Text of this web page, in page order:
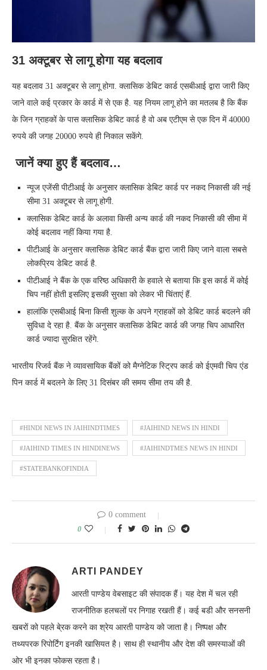
31 अक्‍टूबर से लागू होगा यह बदलाव
यह बदलाव 31 अक्‍टूबर से लागू होगा. क्‍लासिक डेबिट कार्ड एसबीआई द्वारा जारी किए
जाने वाले कई प्रकार के कार्ड में से एक है. यह नियम लागू होने का मतलब है कि बैंक
के जिन ग्राहकों के पास क्‍लासिक डेबिट कार्ड है वो अब एटीएम से एक दिन में 40000
रुपये की जगह 20000 रुपये ही निकाल सकेंगे.
जानें क्‍या हुए हैं बदलाव…
न्‍यूज एजेंसी पीटीआई के अनुसार क्‍लासिक डेबिट कार्ड पर नकद निकासी की नई
सीमा 31 अक्‍टूबर से लागू होगी.
क्‍लासिक डेबिट कार्ड के अलावा किसी अन्‍य कार्ड की नकद निकासी की सीमा में
कोई बदलाव नहीं किया गया है.
पीटीआई के अनुसार क्‍लासिक डेबिट कार्ड बैंक द्वारा जारी किए जाने वाला सबसे
लोकप्रिय डेबिट कार्ड है.
पीटीआई ने बैंक के एक वरिष्‍ठ अधिकारी के हवाले से बताया कि इस कार्ड में कोई
चिप नहीं होती इसलिए इसकी सुरक्षा को लेकर भी चिंताएं हैं.
हालांकि एसबीआई बिना किसी शुल्‍क के अपने ग्राहकों को डेबिट कार्ड बदलने की
सुविधा दे रहा है. बैंक के अनुसार क्‍लासिक डेबिट कार्ड की जगह चिप आधारित
कार्ड ज्‍यादा सुरक्षित रहेंगे.
भारतीय रिजर्व बैंक ने व्‍यावसायिक बैंकों को मैग्‍नेटिक स्ट्रिप कार्ड को ईएमवी चिप एंड
पिन कार्ड में बदलने के लिए 31 दिसंबर की समय सीमा तय की है.
#HINDI NEWS IN JAIHINDTIMES #JAIHIND NEWS IN HINDI
#JAIHIND TIMES IN HINDINEWS #JAIHINDTMES NEWS IN HINDI
#STATEBANKOFINDIA
0 comment
0
ARTI PANDEY
आरती पाण्डेय वेबसाइट की संपादक हैं। यह देश में चल रही
राजनीतिक हलचलों पर निगाह रखती हैं। कई बडी और सनसनी
खबरों को पहले बे्रक करने का श्रेय आरती पाण्डेय को जाता है। निष्पक्ष और
तथ्यपरक रिपोर्टिंग इनकी खासियत है। साथ ही स्थानीय और देश की समस्याओं की
ओर भी इनका फोकस रहता है।